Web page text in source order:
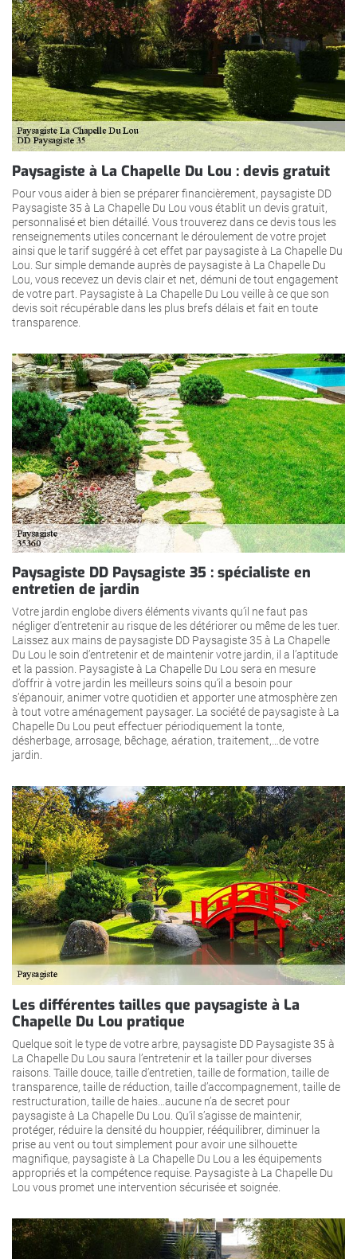
Paysagiste à La Chapelle Du Lou : devis gratuit
Pour vous aider à bien se préparer financièrement, paysagiste DD
Paysagiste 35 à La Chapelle Du Lou vous établit un devis gratuit,
personnalisé et bien détaillé. Vous trouverez dans ce devis tous les
renseignements utiles concernant le déroulement de votre projet
ainsi que le tarif suggéré à cet effet par paysagiste à La Chapelle Du
Lou. Sur simple demande auprès de paysagiste à La Chapelle Du
Lou, vous recevez un devis clair et net, démuni de tout engagement
de votre part. Paysagiste à La Chapelle Du Lou veille à ce que son
devis soit récupérable dans les plus brefs délais et fait en toute
transparence.
Paysagiste DD Paysagiste 35 : spécialiste en
entretien de jardin
Votre jardin englobe divers éléments vivants qu’il ne faut pas
négliger d’entretenir au risque de les détériorer ou même de les tuer.
Laissez aux mains de paysagiste DD Paysagiste 35 à La Chapelle
Du Lou le soin d’entretenir et de maintenir votre jardin, il a l’aptitude
et la passion. Paysagiste à La Chapelle Du Lou sera en mesure
d’offrir à votre jardin les meilleurs soins qu’il a besoin pour
s’épanouir, animer votre quotidien et apporter une atmosphère zen
à tout votre aménagement paysager. La société de paysagiste à La
Chapelle Du Lou peut effectuer périodiquement la tonte,
désherbage, arrosage, bêchage, aération, traitement,…de votre
jardin.
Les différentes tailles que paysagiste à La
Chapelle Du Lou pratique
Quelque soit le type de votre arbre, paysagiste DD Paysagiste 35 à
La Chapelle Du Lou saura l’entretenir et la tailler pour diverses
raisons. Taille douce, taille d’entretien, taille de formation, taille de
transparence, taille de réduction, taille d’accompagnement, taille de
restructuration, taille de haies…aucune n’a de secret pour
paysagiste à La Chapelle Du Lou. Qu’il s’agisse de maintenir,
protéger, réduire la densité du houppier, rééquilibrer, diminuer la
prise au vent ou tout simplement pour avoir une silhouette
magnifique, paysagiste à La Chapelle Du Lou a les équipements
appropriés et la compétence requise. Paysagiste à La Chapelle Du
Lou vous promet une intervention sécurisée et soignée.